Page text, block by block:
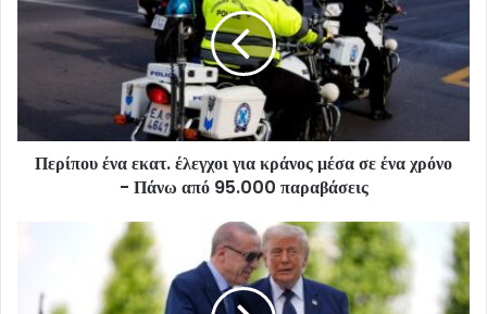
Περίπου ένα εκατ. έλεγχοι για κράνος μέσα σε ένα χρόνο
- Πάνω από 95.000 παραβάσεις